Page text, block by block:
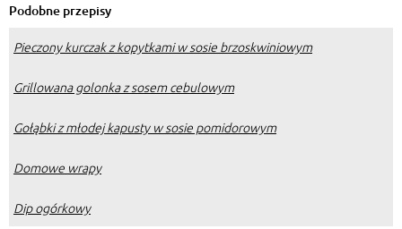
Podobne przepisy
Pieczony kurczak z kopytkami w sosie brzoskwiniowym
Grillowana golonka z sosem cebulowym
Gołąbki z młodej kapusty w sosie pomidorowym
Domowe wrapy
Dip ogórkowy